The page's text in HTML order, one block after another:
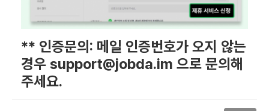
** 인증문의: 메일 인증번호가 오지 않는
경우 support@jobda.im 으로 문의해
주세요.